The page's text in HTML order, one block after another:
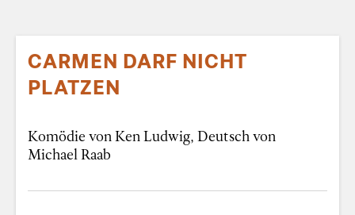
CARMEN DARF NICHT
PLATZEN
Komödie von Ken Ludwig, Deutsch von
Michael Raab